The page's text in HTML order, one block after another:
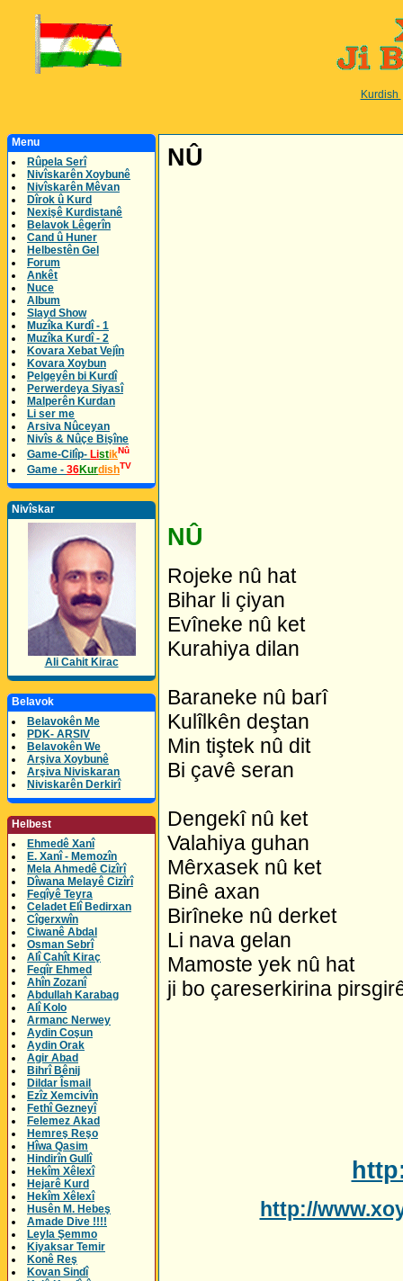
Kurdish
Menu
Rûpela Serî
Nivîskarên Xoybunê
Nivîskarên Mêvan
Dîrok û Kurd
Nexişê Kurdistanê
Belavok Lêgerîn
Cand û Huner
Helbestên Gel
Forum
Ankêt
Nuce
Album
Slayd Show
Muzîka Kurdî - 1
Muzîka Kurdî - 2
Kovara Xebat Vejîn
Kovara Xoybun
Pelgeyên bi Kurdî
Perwerdeya Siyasî
Malperên Kurdan
Li ser me
Arsiva Nûceyan
Nivîs & Nûçe Bişîne
Game-Cilîp- ListikNû
Game - 36KurdishTV
Nivîskar
Ali Cahit Kirac
Belavok
Belavokên Me
PDK- ARSIV
Belavokên We
Arşiva Xoybunê
Arşiva Niviskaran
Niviskarên Derkirî
Helbest
Ehmedê Xanî
E. Xanî - Memozîn
Mela Ahmedê Cizîrî
Dîwana Melayê Cizîrî
Feqîyê Teyra
Celadet Elî Bedirxan
Cîgerxwîn
Ciwanê Abdal
Osman Sebrî
Alî Cahît Kiraç
Feqîr Ehmed
Ahîn Zozanî
Abdullah Karabag
Alî Kolo
Armanc Nerwey
Aydin Coşun
Aydin Orak
Agir Abad
Bihrî Bênij
Dildar Îsmail
Ezîz Xemcivîn
Fethî Gezneyî
Felemez Akad
Hemreş Reşo
Hîwa Qasim
Hindirîn Gullî
Hekîm Xêlexî
Hejarê Kurd
Hekîm Xêlexî
Husên M. Hebeş
Amade Dive !!!!
Leyla Şemmo
Kiyaksar Temir
Konê Reş
Kovan Sindî
NÛ
NÛ
Rojeke nû hat
Bihar li çiyan
Evîneke nû ket
Kurahiya dilan
Baraneke nû barî
Kulîlkên deştan
Min tiştek nû dit
Bi çavê seran
Dengekî nû ket
Valahiya guhan
Mêrxasek nû ket
Binê axan
Birîneke nû derket
Li nava gelan
Mamoste yek nû hat
ji bo çareserkirina
http://